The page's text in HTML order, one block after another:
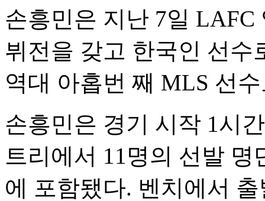
손흥민은 지난 7일
뷔전을 갖고 한국인 선수
역대 아홉번 째 MLS 선
손흥민은 경기 시작 1시
트리에서 11명의 선발
에 포함됐다. 벤치에서